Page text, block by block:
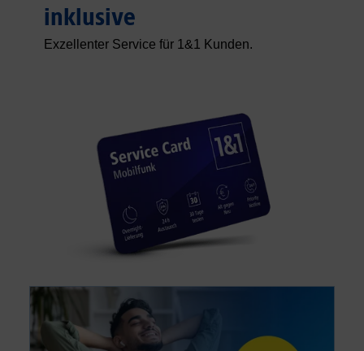
inklusive
Exzellenter Service für 1&1 Kunden.